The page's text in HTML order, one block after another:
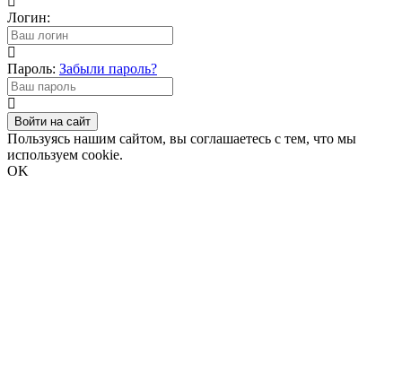
Логин:
Пароль: Забыли пароль?
Войти на сайт
Пользуясь нашим сайтом, вы соглашаетесь с тем, что мы
используем cookie.
OK